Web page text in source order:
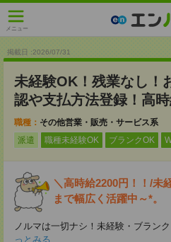
メニュー
掲載日 :2026/07/31
未経験OK！残業なし！
認や支払方法登録！高
職種： その他営業・販売・サービス系
派遣
職種未経験OK ブランクOK
＼高時給2200円！！/未
まで幅広く活躍中～*。
ノルマは一切ナシ！未経験・ブラン
っとみる